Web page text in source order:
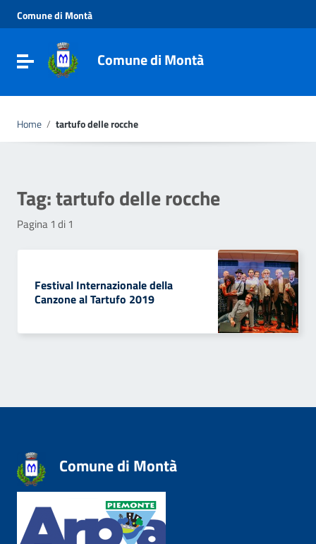
Vai al menu di navigazione
Vai al footer
Comune di Montà
Toggle navigationComune di Montà
Home / tartufo delle rocche
Tag:tartufo delle rocche
Pagina 1 di 1
Festival Internazionale della
Canzone al Tartufo 2019
Comune di Montà